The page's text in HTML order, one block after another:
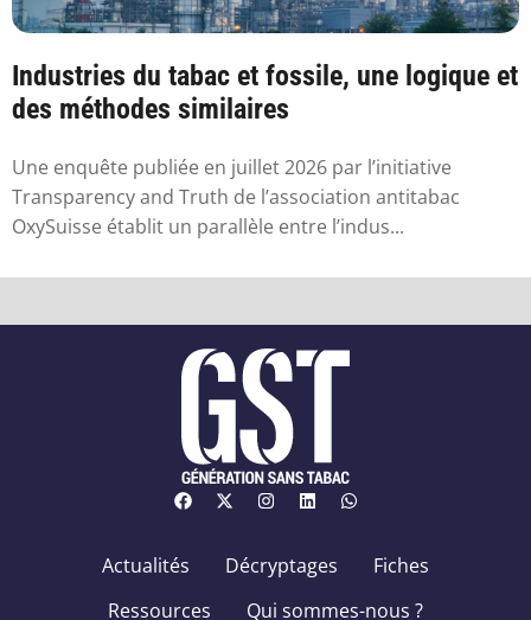
Industries du tabac et fossile, une logique et
des méthodes similaires
Une enquête publiée en juillet 2026 par l’initiative
Transparency and Truth de l’association antitabac
OxySuisse établit un parallèle entre l’indus...
Actualités Décryptages
Fiches
Ressources
Qui sommes-nous ?